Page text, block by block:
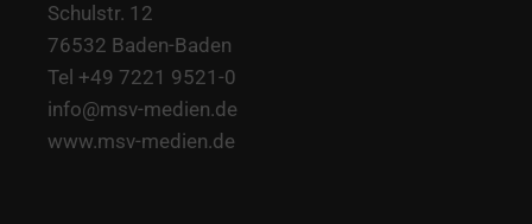
Schulstr. 12
76532 Baden-Baden
Tel +49 7221 9521-0
info@msv-medien.de
www.msv-medien.de